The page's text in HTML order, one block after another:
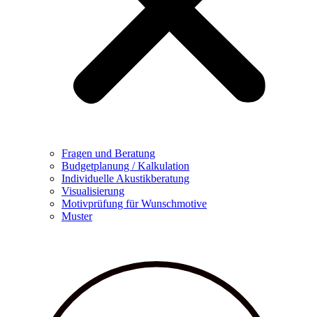
Fragen und Beratung
Budgetplanung / Kalkulation
Individuelle Akustikberatung
Visualisierung
Motivprüfung für Wunschmotive
Muster